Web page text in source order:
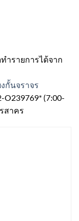
ำรายการได้จาก
กั้นจราจร
(7:00-
สาคร